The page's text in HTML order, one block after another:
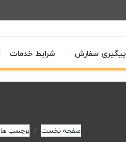
پیگیری سفارش شرایط خدمات
صفحه نخست برچسب ها